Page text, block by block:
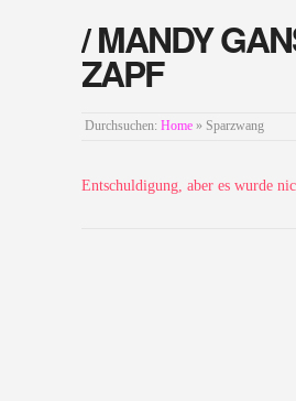
/ MANDY
ZAPF
Durchsuchen: Home » Sparzwang
Entschuldigung, aber es wurde